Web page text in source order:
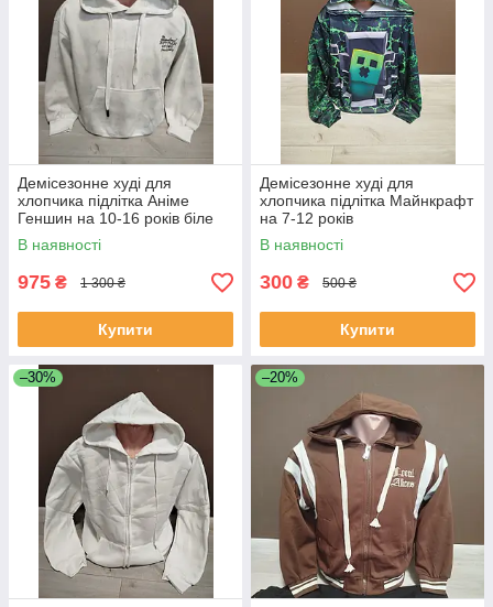
Демісезонне худі для
хлопчика підлітка Аніме
Геншин на 10-16 років біле
В наявності
975 ₴ 1 300 ₴
Купити
Демісезонне худі для
хлопчика підлітка Майнкрафт
на 7-12 років
В наявності
300 ₴ 500 ₴
Купити
–30% –20%